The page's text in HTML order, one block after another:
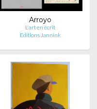
Arroyo
L'art en écrit
Editions Jannink